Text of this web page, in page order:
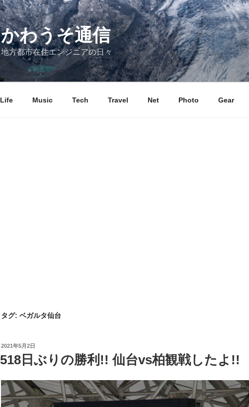
かわうそ通信
地方都市在住エンジニアの日々
Life Music Tech Travel Net Photo Gear
タグ: ベガルタ仙台
投
日:
2021年5月2日
518日ぶりの勝利!! 仙台vs柏観戦したよ!!